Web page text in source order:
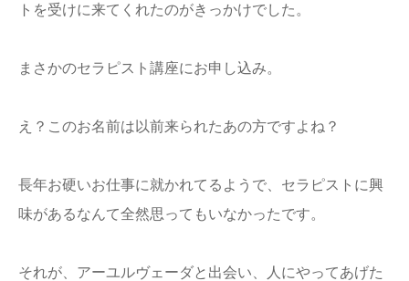
トを受けに来てくれたのがきっかけでした。
まさかのセラピスト講座にお申し込み。
え？このお名前は以前来られたあの方ですよね？
長年お硬いお仕事に就かれてるようで、セラピストに興
味があるなんて全然思ってもいなかったです。
それが、アーユルヴェーダと出会い、人にやってあげた